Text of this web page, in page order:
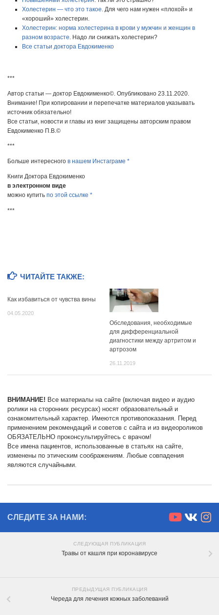
Холестерин — что это такое . Для чего нам нужен «плохой» и
«хороший» холестерин.
Холестерин: норма холестерина в крови у мужчин и женщин в
разном возрасте . Надо ли снижать холестерин?
Все статьи доктора Евдокименко
***
Автор статьи — доктор Евдокименко©. Опубликовано 23.11.2020.
Внимание! При копировании и перепечатке материалов указывать
источник обязательно!
Все статьи, новости и главы из книг защищены авторским правом
Евдокименко П.В.©
***
Больше интересного в нашем Инстаграме *
Книги Доктора Евдокименко
в электронном виде
можно купить по этой ссылке *
***
ЧИТАЙТЕ ТАКЖЕ:
Как избавиться от чувства вины
04.05.2020
Обследования, необходимые
для дифференциальной
диагностики между артритом и
артрозом
26.11.2019
ВНИМАНИЕ! Все материалы на сайте (включая видео и аудио
ролики на сторонних ресурсах) носят образовательный и
ознакомительный характер. Имеются противопоказания. Перед
применением рекомендаций и советов с сайта и из видеороликов
ОБЯЗАТЕЛЬНО проконсультируйтесь с врачом!
Все имена пациентов, использованные в статьях на сайте,
изменены по этическим соображениям. Любые совпадения
являются случайными.
СЛЕДИТЕ ЗА НАМИ:
СЛЕДУЮЩАЯ ПУБЛИКАЦИЯ
Травы от кашля при коронавирусе
ПРЕДЫДУЩАЯ ПУБЛИКАЦИЯ
Череда для лечения кожных заболеваний